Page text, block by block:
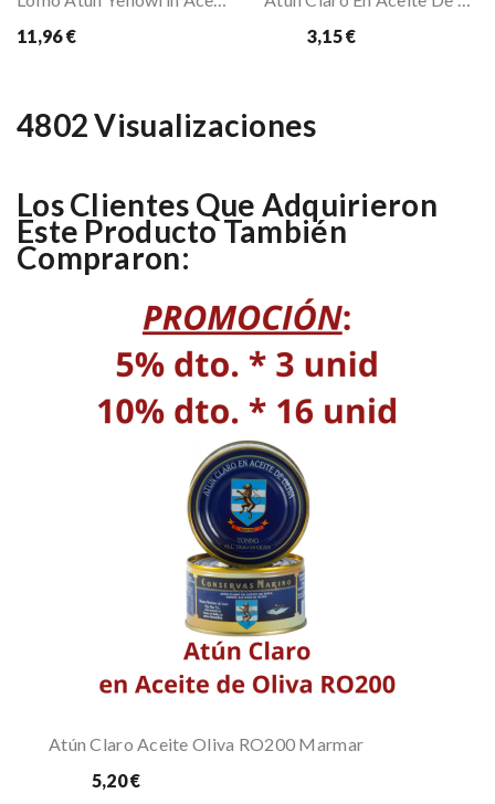
11,96 €
3,15 €
4802 Visualizaciones
Los Clientes Que Adquirieron
Este Producto También
Compraron:
Atún Claro Aceite Oliva RO200 Marmar
5,20 €